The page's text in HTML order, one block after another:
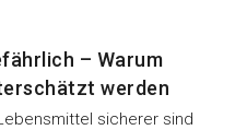
– Warum
werden
sicherer sind